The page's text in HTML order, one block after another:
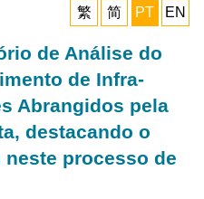
繁
简 PT EN
de Análise do
de Infra-
Abrangidos pela
destacando o
processo de